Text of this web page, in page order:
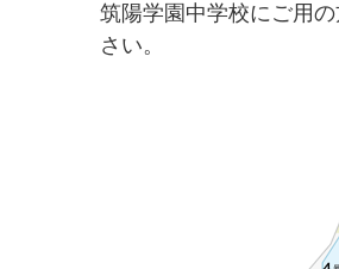
筑陽学園中学校にご用
さい。